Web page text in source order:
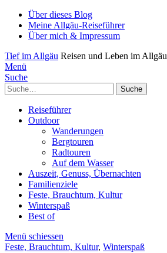
Über dieses Blog
Meine Allgäu-Reiseführer
Über mich & Impressum
Tief im Allgäu Reisen und Leben im Allgäu
Menü
Suche
Suche
Reiseführer
Outdoor
Wanderungen
Bergtouren
Radtouren
Auf dem Wasser
Auszeit, Genuss, Übernachten
Familienziele
Feste, Brauchtum, Kultur
Winterspaß
Best of
Menü schiessen
Feste, Brauchtum, Kultur, Winterspaß